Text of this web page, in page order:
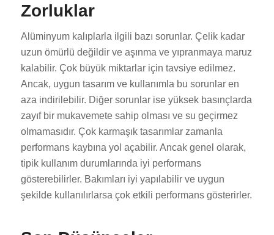
Zorluklar
Alüminyum kalıplarla ilgili bazı sorunlar. Çelik kadar
uzun ömürlü değildir ve aşınma ve yıpranmaya maruz
kalabilir. Çok büyük miktarlar için tavsiye edilmez.
Ancak, uygun tasarım ve kullanımla bu sorunlar en
aza indirilebilir. Diğer sorunlar ise yüksek basınçlarda
zayıf bir mukavemete sahip olması ve su geçirmez
olmamasıdır. Çok karmaşık tasarımlar zamanla
performans kaybına yol açabilir. Ancak genel olarak,
tipik kullanım durumlarında iyi performans
gösterebilirler. Bakımları iyi yapılabilir ve uygun
şekilde kullanılırlarsa çok etkili performans gösterirler.